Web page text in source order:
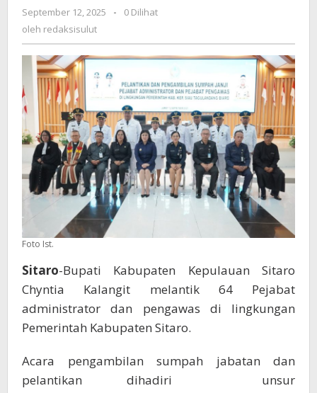
:
Bahwa
Jabatan
Amanah
September 12, 2025
oleh
-
0 Dilihat
oleh redaksisulut
Foto Ist.
Sitaro-Bupati Kabupaten Kepulauan Sitaro
Chyntia Kalangit melantik 64 Pejabat
administrator dan pengawas di lingkungan
Pemerintah Kabupaten Sitaro.
Acara pengambilan sumpah jabatan dan
pelantikan dihadiri unsur